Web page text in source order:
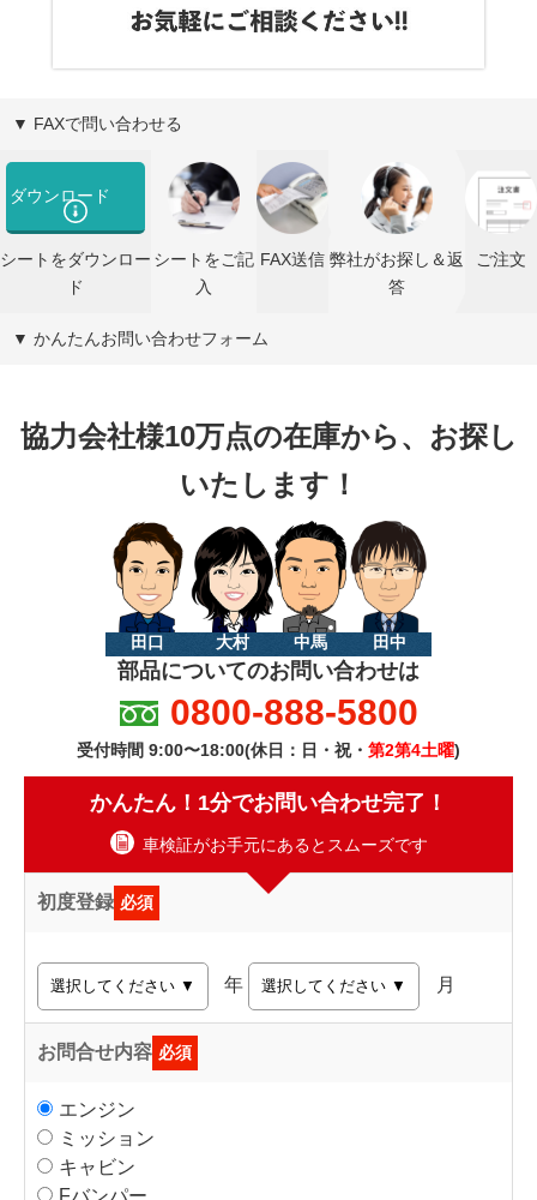
▼ FAXで問い合わせる
ダウンロード
シートをダウンロー
ド
シートをご記
入
FAX送信 弊社がお探し＆返
答
ご注文
▼ かんたんお問い合わせフォーム
協力会社様10万点の在庫から、お探し
いたします！
田口 大村 中馬 田中
部品についてのお問い合わせは
0800-888-5800
受付時間 9:00〜18:00(休日：日・祝・ 第2第4土曜)
かんたん！1分でお問い合わせ完了！
車検証がお手元にあるとスムーズです
初度登録 必須
年 月
お問合せ内容 必須
エンジン
ミッション
キャビン
Fバンパー